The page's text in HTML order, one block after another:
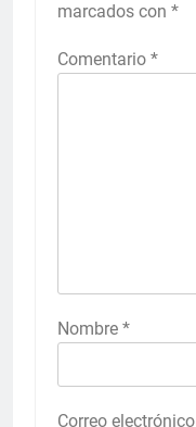
marcados con *
Comentario *
Nombre *
Correo electrónico